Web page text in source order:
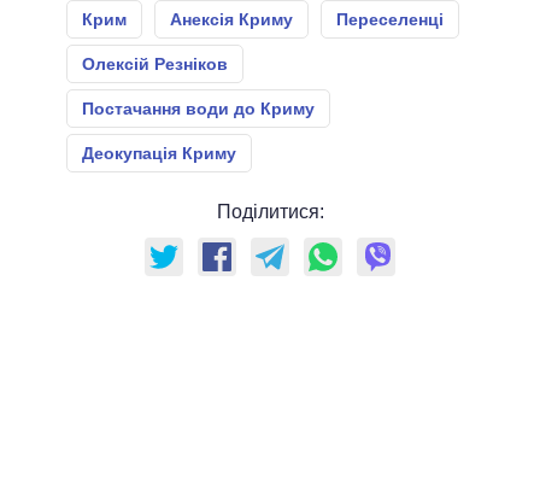
Крим Анексія Криму Переселенці
Олексій Резніков
Постачання води до Криму
Деокупація Криму
Поділитися: